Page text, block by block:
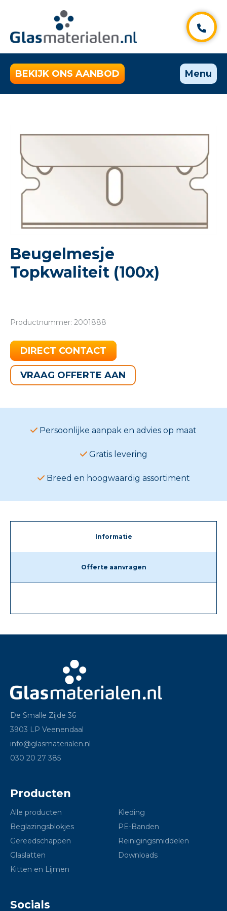
BEKIJK ONS AANBOD Menu
Beugelmesje
Topkwaliteit (100x)
Productnummer: 2001888
DIRECT CONTACT
VRAAG OFFERTE AAN
Persoonlijke aanpak en advies op maat
Gratis levering
Breed en hoogwaardig assortiment
Informatie
Offerte aanvragen
De Smalle Zijde 36
3903 LP Veenendaal
info@glasmaterialen.nl
030 20 27 385
Producten
Alle producten
Beglazingsblokjes
Gereedschappen
Glaslatten
Kitten en Lijmen
Kleding
PE-Banden
Reinigingsmiddelen
Downloads
Socials